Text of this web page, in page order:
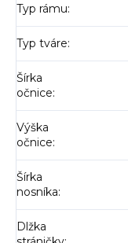
Typ rámu:
Typ tváre:
Šírka
očnice:
Výška
očnice:
Šírka
nosníka:
Dlžka